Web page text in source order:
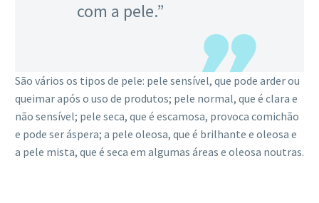
com a pele.”
São vários os tipos de pele: pele sensível, que pode arder ou
queimar após o uso de produtos; pele normal, que é clara e
não sensível; pele seca, que é escamosa, provoca comichão
e pode ser áspera; a pele oleosa, que é brilhante e oleosa e
a pele mista, que é seca em algumas áreas e oleosa noutras.